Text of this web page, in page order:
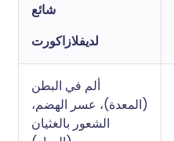
شائع
لديفلازاكورت
ألم في البطن
(المعدة)، عسر الهضم،
الشعور بالغثيان